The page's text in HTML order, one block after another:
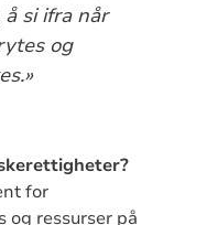
si ifra når
og
for
og ressurser på